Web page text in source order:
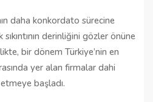
daha konkordato sürecine
derinliğini gözler önüne
bir dönem Türkiye’nin en
yer alan firmalar dahi
başladı.